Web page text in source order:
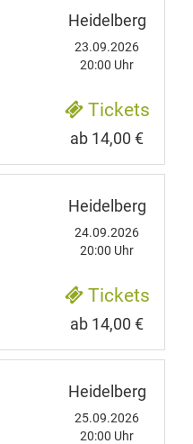
Heidelberg
23.09.2026
20:00 Uhr
Tickets
ab 14,00 €
Heidelberg
24.09.2026
20:00 Uhr
Tickets
ab 14,00 €
Heidelberg
25.09.2026
20:00 Uhr